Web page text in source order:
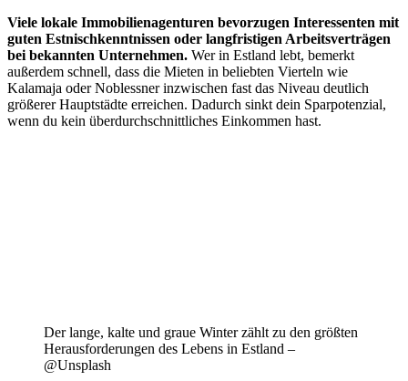
Viele lokale Immobilienagenturen bevorzugen Interessenten mit
guten Estnischkenntnissen oder langfristigen Arbeitsverträgen
bei bekannten Unternehmen. Wer in Estland lebt, bemerkt
außerdem schnell, dass die Mieten in beliebten Vierteln wie
Kalamaja oder Noblessner inzwischen fast das Niveau deutlich
größerer Hauptstädte erreichen. Dadurch sinkt dein Sparpotenzial,
wenn du kein überdurchschnittliches Einkommen hast.
Der lange, kalte und graue Winter zählt zu den größten
Herausforderungen des Lebens in Estland –
@Unsplash